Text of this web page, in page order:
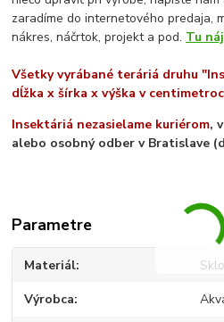
zaradíme do internetového predaja,
nákres, náčrtok, projekt a pod. Tu
Všetky vyrábané teráriá druhu
dĺžka x šírka x výška v
Insektáriá nezasielame kuriérom,
alebo osobný odber v Bratislave
Parametre
Materiál Sklo
Výrobca